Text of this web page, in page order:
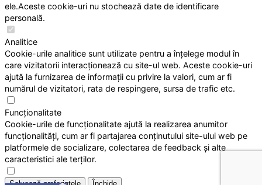
ele.Aceste cookie-uri nu stochează date de identificare
personală.
Analitice
Cookie-urile analitice sunt utilizate pentru a înțelege modul în
care vizitatorii interacționează cu site-ul web. Aceste cookie-uri
ajută la furnizarea de informații cu privire la valori, cum ar fi
numărul de vizitatori, rata de respingere, sursa de trafic etc.
Funcționalitate
Cookie-urile de funcționalitate ajută la realizarea anumitor
funcționalități, cum ar fi partajarea conținutului site-ului web pe
platformele de socializare, colectarea de feedback și alte
caracteristici ale terților.